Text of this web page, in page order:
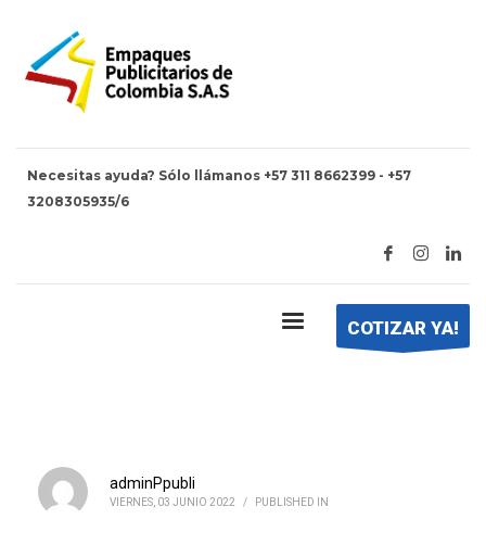
Necesitas ayuda? Sólo llámanos +57 311 8662399 - +57
3208305935/6
COTIZAR YA!
HOME BOLSAS PLANAS LAMINADAS
adminPpubli
VIERNES, 03 JUNIO 2022 / PUBLISHED IN